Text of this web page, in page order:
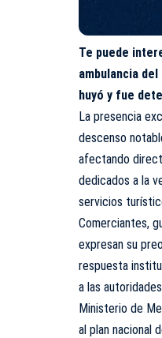
Te puede
ambulancia
huyó y fue
La presencia
descenso
afectando
dedicados a la
servicios
Comerciantes,
expresan su
respuesta
a las
Ministerio de
al plan nacional